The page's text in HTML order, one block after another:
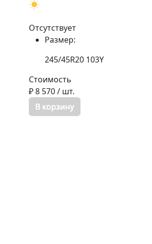
Отсутствует
Размер:
245/45R20 103Y
Стоимость
₽ 8 570/ шт.
В корзину